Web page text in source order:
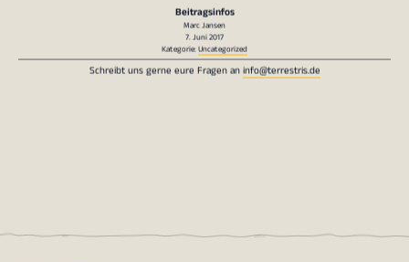
Beitragsinfos
Marc Jansen
7. Juni 2017
Kategorie: Uncategorized
Schreibt uns gerne eure Fragen aninfo@terrestris.de